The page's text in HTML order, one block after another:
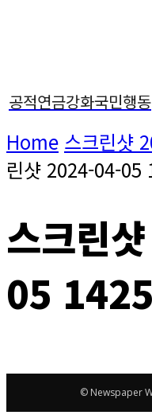
공적연금강화국민행동
Home 스크린샷
린샷 2024-04-05
스크린
05
© Newspaper